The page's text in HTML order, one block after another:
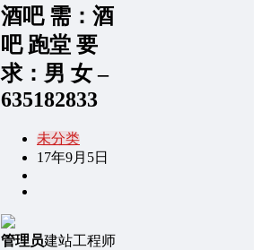
酒吧 需：酒
吧 跑堂 要
求：男 女 –
635182833
未分类
17年9月5日
管理员建站工程师